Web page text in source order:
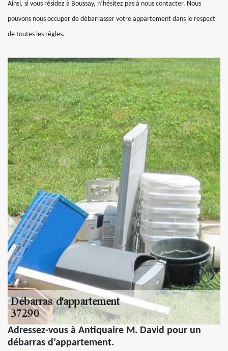
Ainsi, si vous résidez à Boussay, n’hésitez pas à nous contacter. Nous
pouvons nous occuper de débarrasser votre appartement dans le respect
de toutes les règles.
Adressez-vous à Antiquaire M. David pour un
débarras d’appartement.